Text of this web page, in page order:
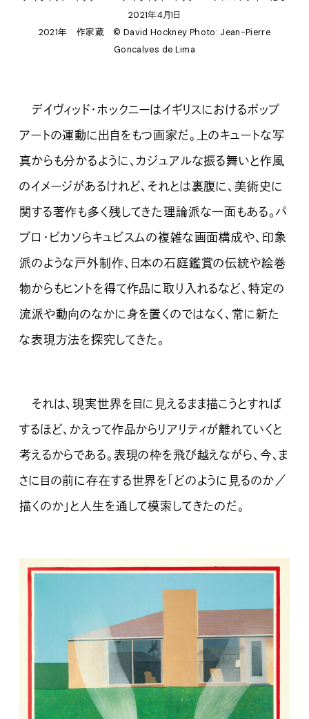
2021年4月1日
2021年 作家蔵 ©︎ David Hockney Photo: Jean-Pierre
Goncalves de Lima
デイヴィッド・ホックニーはイギリスにおけるポップ
アートの運動に出自をもつ画家だ。上のキュートな写
真からも分かるように、カジュアルな振る舞いと作風
のイメージがあるけれど、それとは裏腹に、美術史に
関する著作も多く残してきた理論派な一面もある。パ
ブロ・ピカソらキュビスムの複雑な画面構成や、印象
派のような戸外制作、日本の石庭鑑賞の伝統や絵巻
物からもヒントを得て作品に取り入れるなど、特定の
流派や動向のなかに身を置くのではなく、常に新た
な表現方法を探究してきた。
それは、現実世界を目に見えるまま描こうとすれば
するほど、かえって作品からリアリティが離れていくと
考えるからである。表現の枠を飛び越えながら、今、ま
さに目の前に存在する世界を「どのように見るのか／
描くのか」と人生を通して模索してきたのだ。